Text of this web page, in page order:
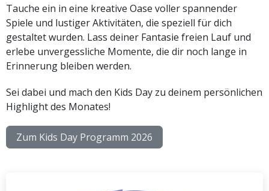
Tauche ein in eine kreative Oase voller spannender
Spiele und lustiger Aktivitäten, die speziell für dich
gestaltet wurden. Lass deiner Fantasie freien Lauf und
erlebe unvergessliche Momente, die dir noch lange in
Erinnerung bleiben werden.
Sei dabei und mach den Kids Day zu deinem persönlichen
Highlight des Monates!
Zum Kids Day Programm 2026